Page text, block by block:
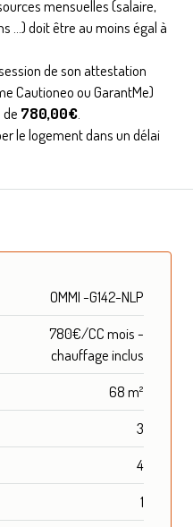
mensuelles (salaire,
...) doit être au moins égal à
de son attestation
Cautioneo ou GarantMe)
780,00€
le logement dans un délai
OMMI -G142-NLP
780€/CC mois -
chauffage inclus
68 m²
3
4
1